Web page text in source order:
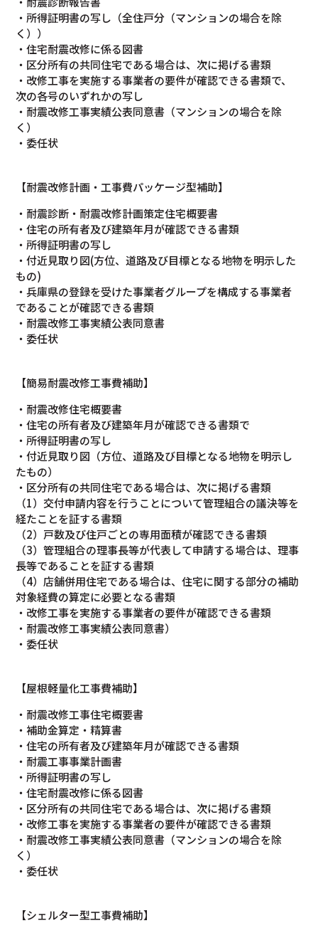
・所得証明書の写し（全住戸分（マンションの場合を除
く））
・住宅耐震改修に係る図書
・区分所有の共同住宅である場合は、次に掲げる書類
・改修工事を実施する事業者の要件が確認できる書類で、
次の各号のいずれかの写し
・耐震改修工事実績公表同意書（マンションの場合を除
く）
・委任状
【耐震改修計画・工事費パッケージ型補助】
・耐震診断・耐震改修計画策定住宅概要書
・住宅の所有者及び建築年月が確認できる書類
・所得証明書の写し
・付近見取り図(方位、道路及び目標となる地物を明示した
もの)
・兵庫県の登録を受けた事業者グループを構成する事業者
であることが確認できる書類
・耐震改修工事実績公表同意書
・委任状
【簡易耐震改修工事費補助】
・耐震改修住宅概要書
・住宅の所有者及び建築年月が確認できる書類で
・所得証明書の写し
・付近見取り図（方位、道路及び目標となる地物を明示し
たもの）
・区分所有の共同住宅である場合は、次に掲げる書類
（1）交付申請内容を行うことについて管理組合の議決等を
経たことを証する書類
（2）戸数及び住戸ごとの専用面積が確認できる書類
（3）管理組合の理事長等が代表して申請する場合は、理事
長等であることを証する書類
（4）店舗併用住宅である場合は、住宅に関する部分の補助
対象経費の算定に必要となる書類
・改修工事を実施する事業者の要件が確認できる書類
・耐震改修工事実績公表同意書）
・委任状
【屋根軽量化工事費補助】
・耐震改修工事住宅概要書
・補助金算定・精算書
・住宅の所有者及び建築年月が確認できる書類
・耐震工事事業計画書
・所得証明書の写し
・住宅耐震改修に係る図書
・区分所有の共同住宅である場合は、次に掲げる書類
・改修工事を実施する事業者の要件が確認できる書類
・耐震改修工事実績公表同意書（マンションの場合を除
く）
・委任状
【シェルター型工事費補助】